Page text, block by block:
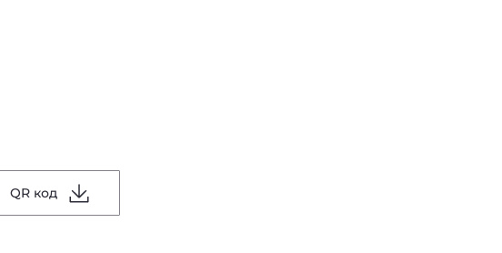
QR код